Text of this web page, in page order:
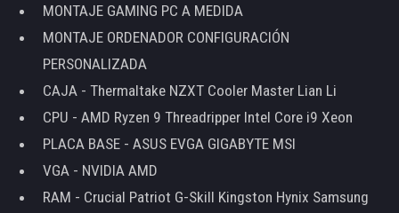
MONTAJE GAMING PC A MEDIDA
MONTAJE ORDENADOR CONFIGURACIÓN
PERSONALIZADA
CAJA - Thermaltake NZXT Cooler Master Lian Li
CPU - AMD Ryzen 9 Threadripper Intel Core i9 Xeon
PLACA BASE - ASUS EVGA GIGABYTE MSI
VGA - NVIDIA AMD
RAM - Crucial Patriot G-Skill Kingston Hynix Samsung